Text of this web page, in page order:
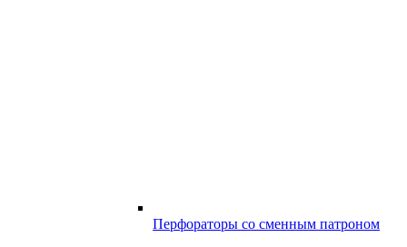
Перфораторы со сменным патроном